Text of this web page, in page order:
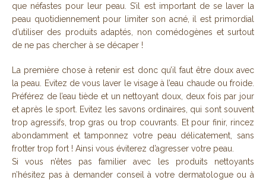
que néfastes pour leur peau. S’il est important de se laver la
peau quotidiennement pour limiter son acné, il est primordial
d’utiliser des produits adaptés, non comédogènes et surtout
de ne pas chercher à se décaper !
La première chose à retenir est donc qu’il faut être doux avec
la peau. Evitez de vous laver le visage à l’eau chaude ou froide.
Préférez de l’eau tiède et un nettoyant doux, deux fois par jour
et après le sport. Evitez les savons ordinaires, qui sont souvent
trop agressifs, trop gras ou trop couvrants. Et pour finir, rincez
abondamment et tamponnez votre peau délicatement, sans
frotter trop fort ! Ainsi vous éviterez d’agresser votre peau.
Si vous n’êtes pas familier avec les produits nettoyants
n’hésitez pas à demander conseil à votre dermatologue ou à